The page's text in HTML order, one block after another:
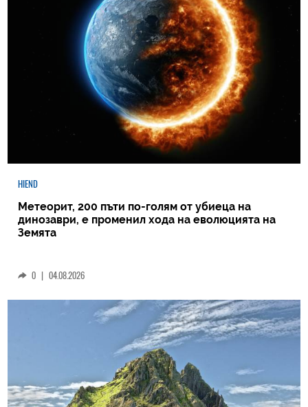
HIEND
Метеорит, 200 пъти по-голям от убиеца на
динозаври, е променил хода на еволюцията на
Земята
0 | 04.08.2026